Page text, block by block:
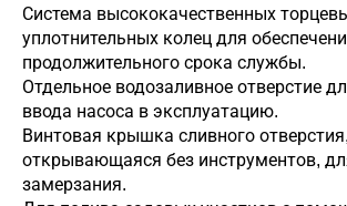
Система высококачественных
уплотнительных колец для
продолжительного срока службы.
Отдельное водозаливное отверстие
ввода насоса в эксплуатацию.
Винтовая крышка сливного отверстия,
открывающаяся без инструментов,
замерзания.